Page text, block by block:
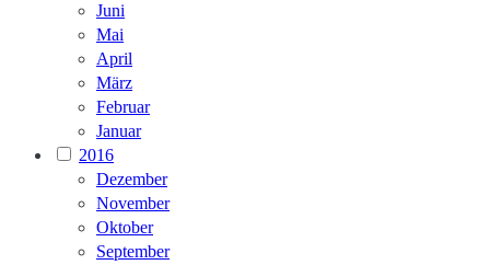
Juni
Mai
April
März
Februar
Januar
2016
Dezember
November
Oktober
September